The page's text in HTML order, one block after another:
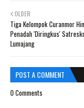
OLDER
Tiga Kelompok Curanmor
Penadah 'Diringkus'
Lumajang
POST A COMMENT
0 Comments